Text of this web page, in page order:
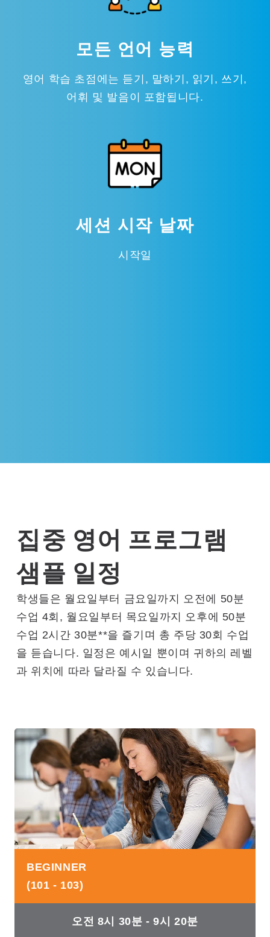
모든 언어 능력
영어 학습 초점에는 듣기, 말하기, 읽기, 쓰기,
어휘 및 발음이 포함됩니다.
세션 시작 날짜
시작일
집중 영어 프로그램
샘플 일정
학생들은 월요일부터 금요일까지 오전에 50분
수업 4회, 월요일부터 목요일까지 오후에 50분
수업 2시간 30분**을 즐기며 총 주당 30회 수업
을 듣습니다. 일정은 예시일 뿐이며 귀하의 레벨
과 위치에 따라 달라질 수 있습니다.
BEGINNER
(101 - 103)
오전 8시 30분 - 9시 20분